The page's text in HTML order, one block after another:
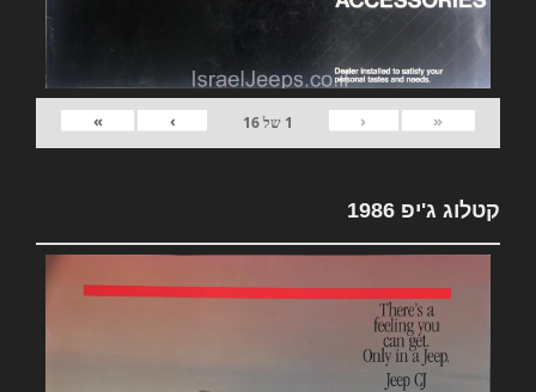
«
‹
1 של16
›
»
קטלוג ג'יפ 1986